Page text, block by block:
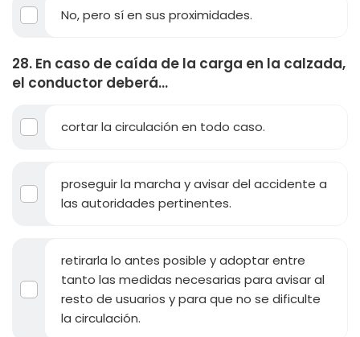
No, pero sí en sus proximidades.
28. En caso de caída de la carga en la calzada,
el conductor deberá...
cortar la circulación en todo caso.
proseguir la marcha y avisar del accidente a
las autoridades pertinentes.
retirarla lo antes posible y adoptar entre
tanto las medidas necesarias para avisar al
resto de usuarios y para que no se dificulte
la circulación.